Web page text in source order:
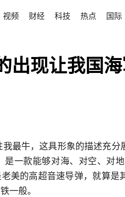
视频 财经 科技 热点 国际
出现让我国
最牛，这具形象的描述充
是一款能够对海、对空、对
美的高超音速导弹，就算是
一般。